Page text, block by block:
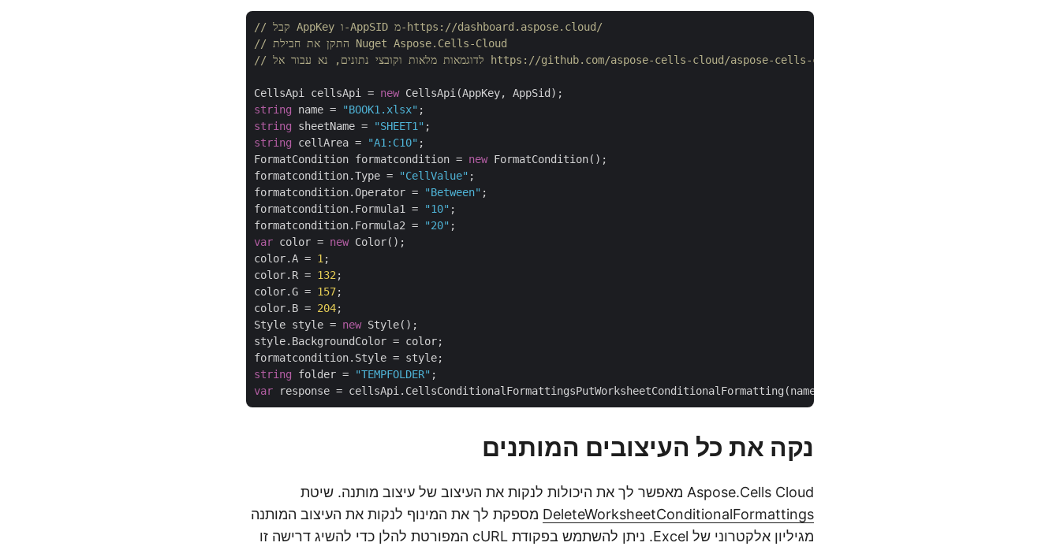
// קבל AppKey ו-AppSID מ-https://dashboard.aspose.cloud/
// התקן את חבילת Nuget Aspose.Cells-Cloud
// לדוגמאות מלאות וקובצי נתונים, נא עבור אל https://github.com/aspose-cells-cloud/aspose-cells-cloud-dotnet
CellsApi cellsApi = new
string name = "BOOK1.xlsx"
string sheetName = "SHEET1"
string cellArea = "A1:C10" ;
FormatCondition formatcondition = new FormatCondition();
formatcondition.Type =
"CellValue" ;
formatcondition.Operator =
"Between" ;
formatcondition.Formula1 =
"10" ;
formatcondition.Formula2 =
"20"
var color = new Color();
color.A = 1 ;
color.R = 132 ;
color.G = 157;
color.B = 204;
Style style = new Style();
style.BackgroundColor = color;
string folder = "TEMPFOLDER"
var
נקה את כל העיצובים המותנים
Aspose.Cells Cloud מאפשר לך את היכולות לנקות את העיצוב של עיצוב מותנה. שיטת
DeleteWorksheetConditionalFormattings מספקת לך את המינוף לנקות את העיצוב המותנה
מגיליון אלקטרוני של Excel. ניתן להשתמש בפקודת cURL המפורטת להלן כדי להשיג דרישה זו